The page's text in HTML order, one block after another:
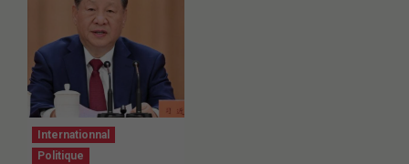
Internationnal
Politique